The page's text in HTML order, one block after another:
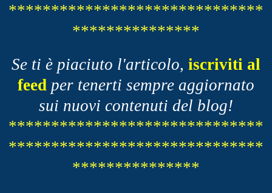
******************************
***************
Se ti è piaciuto l'articolo, iscriviti al
feed per tenerti sempre aggiornato
sui nuovi contenuti del blog!
******************************
******************************
***************